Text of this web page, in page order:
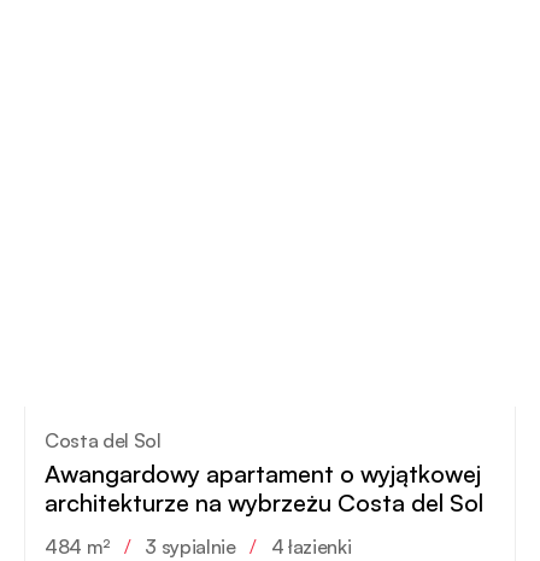
Costa del Sol
Awangardowy apartament o wyjątkowej
architekturze na wybrzeżu Costa del Sol
484 m² / 3 sypialnie / 4 łazienki